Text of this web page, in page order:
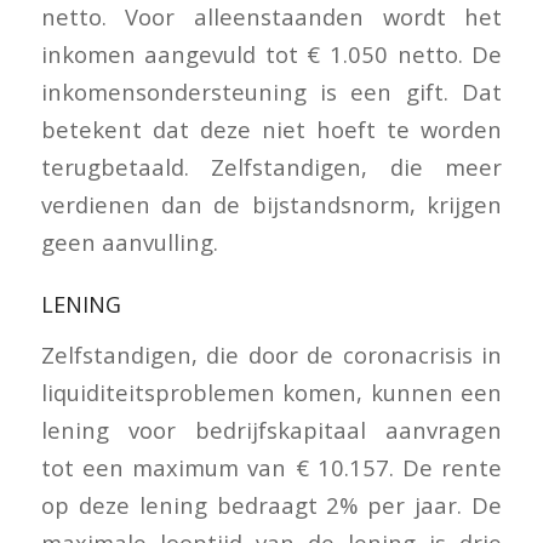
netto. Voor alleenstaanden wordt het
inkomen aangevuld tot € 1.050 netto. De
inkomensondersteuning is een gift. Dat
betekent dat deze niet hoeft te worden
terugbetaald. Zelfstandigen, die meer
verdienen dan de bijstandsnorm, krijgen
geen aanvulling.
LENING
Zelfstandigen, die door de coronacrisis in
liquiditeitsproblemen komen, kunnen een
lening voor bedrijfskapitaal aanvragen
tot een maximum van € 10.157. De rente
op deze lening bedraagt 2% per jaar. De